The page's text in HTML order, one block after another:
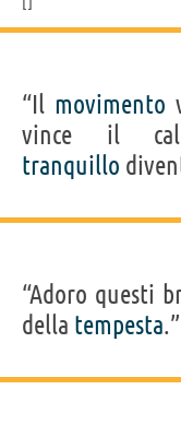
“Il movimento
vince il
tranquillo
“Adoro questi
della tempesta.”